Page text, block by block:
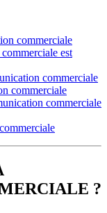
commerciale
est
commerciale
commerciale
commerciale
?